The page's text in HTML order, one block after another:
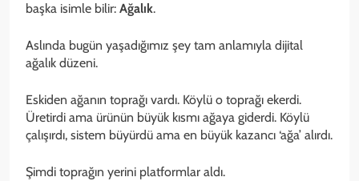
başka isimle bilir: Ağalık.
Aslında bugün yaşadığımız şey tam anlamıyla dijital
ağalık düzeni.
Eskiden ağanın toprağı vardı. Köylü o toprağı ekerdi.
Üretirdi ama ürünün büyük kısmı ağaya giderdi. Köylü
çalışırdı, sistem büyürdü ama en büyük kazancı ‘ağa’ alırdı.
Şimdi toprağın yerini platformlar aldı.